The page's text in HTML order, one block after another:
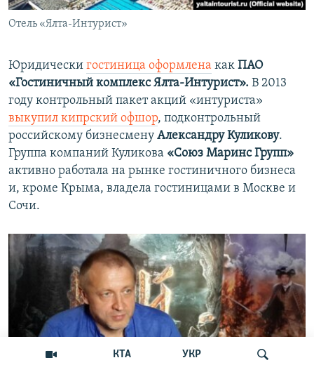
КТА УКР
Отель «Ялта-Интурист»
Юридически гостиница оформлена как ПАО
«Гостиничный комплекс Ялта-Интурист». В 2013
году контрольный пакет акций «интуриста»
выкупил кипрский офшор, подконтрольный
российскому бизнесмену Александру Куликову.
Группа компаний Куликова «Союз Маринс Групп»
активно работала на рынке гостиничного бизнеса
и, кроме Крыма, владела гостиницами в Москве и
Сочи.